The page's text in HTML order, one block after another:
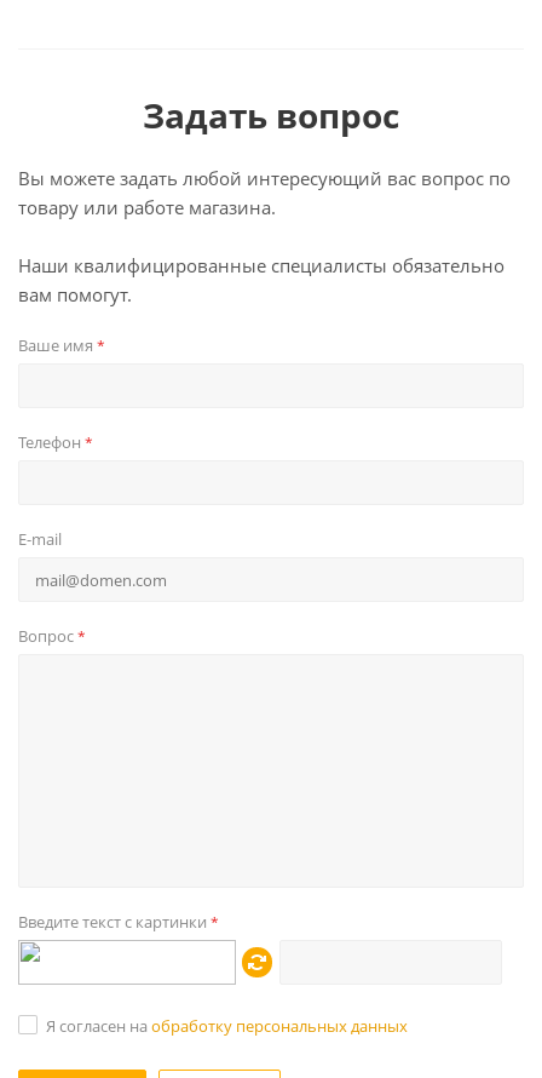
Задать вопрос
Вы можете задать любой интересующий вас вопрос по
товару или работе магазина.
Наши квалифицированные специалисты обязательно
вам помогут.
Ваше имя *
Телефон *
E-mail
Вопрос*
Введите текст с картинки *
Я согласен на обработку персональных данных